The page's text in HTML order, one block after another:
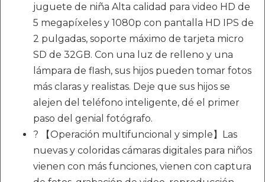
juguete de niña Alta calidad para video HD de
5 megapíxeles y 1080p con pantalla HD IPS de
2 pulgadas, soporte máximo de tarjeta micro
SD de 32GB. Con una luz de relleno y una
lámpara de flash, sus hijos pueden tomar fotos
más claras y realistas. Deje que sus hijos se
alejen del teléfono inteligente, dé el primer
paso del genial fotógrafo.
? 【Operación multifuncional y simple】Las
nuevas y coloridas cámaras digitales para niños
vienen con más funciones, vienen con captura